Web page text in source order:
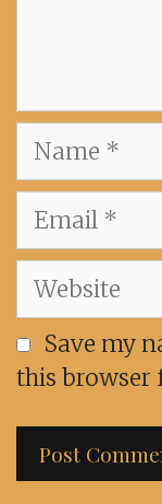
Name
Email
Website
Save my
this browser